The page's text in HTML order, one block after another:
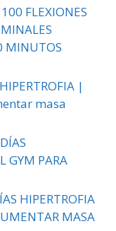
100 FLEXIONES
MINUTOS
|
masa
GYM PARA
HIPERTROFIA
MASA